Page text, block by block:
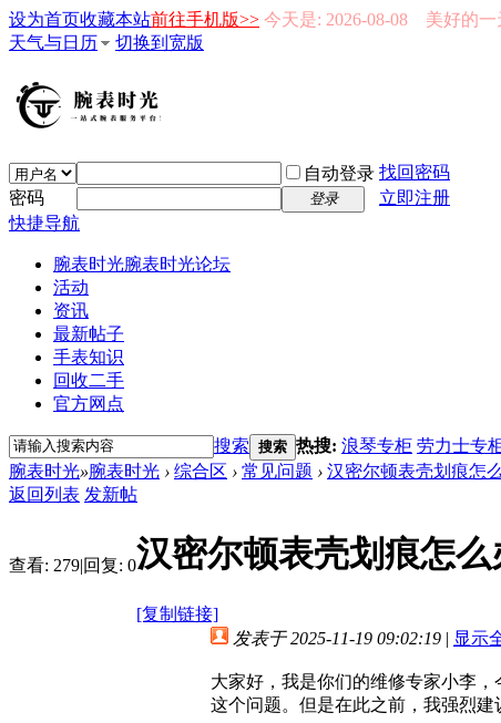
设为首页收藏本站前往手机版>> 今天是: 2026-08-08 美好的一
天气与日历
切换到宽版
自动登录 找回密码
密码
登录
立即注册
快捷导航
腕表时光腕表时光论坛
活动
资讯
最新帖子
手表知识
回收二手
官方网点
搜索 搜索 热搜: 浪琴专柜 劳力士专
腕表时光»腕表时光 › 综合区 › 常见问题 › 汉密尔顿表壳划痕怎
返回列表 发新帖
查看: 279|回复: 0汉密尔顿表壳划痕怎么
[复制链接]
发表于 2025-11-19 09:02:19 | 显示
大家好，我是你们的维修专家小李
这个问题。但是在此之前，我强烈